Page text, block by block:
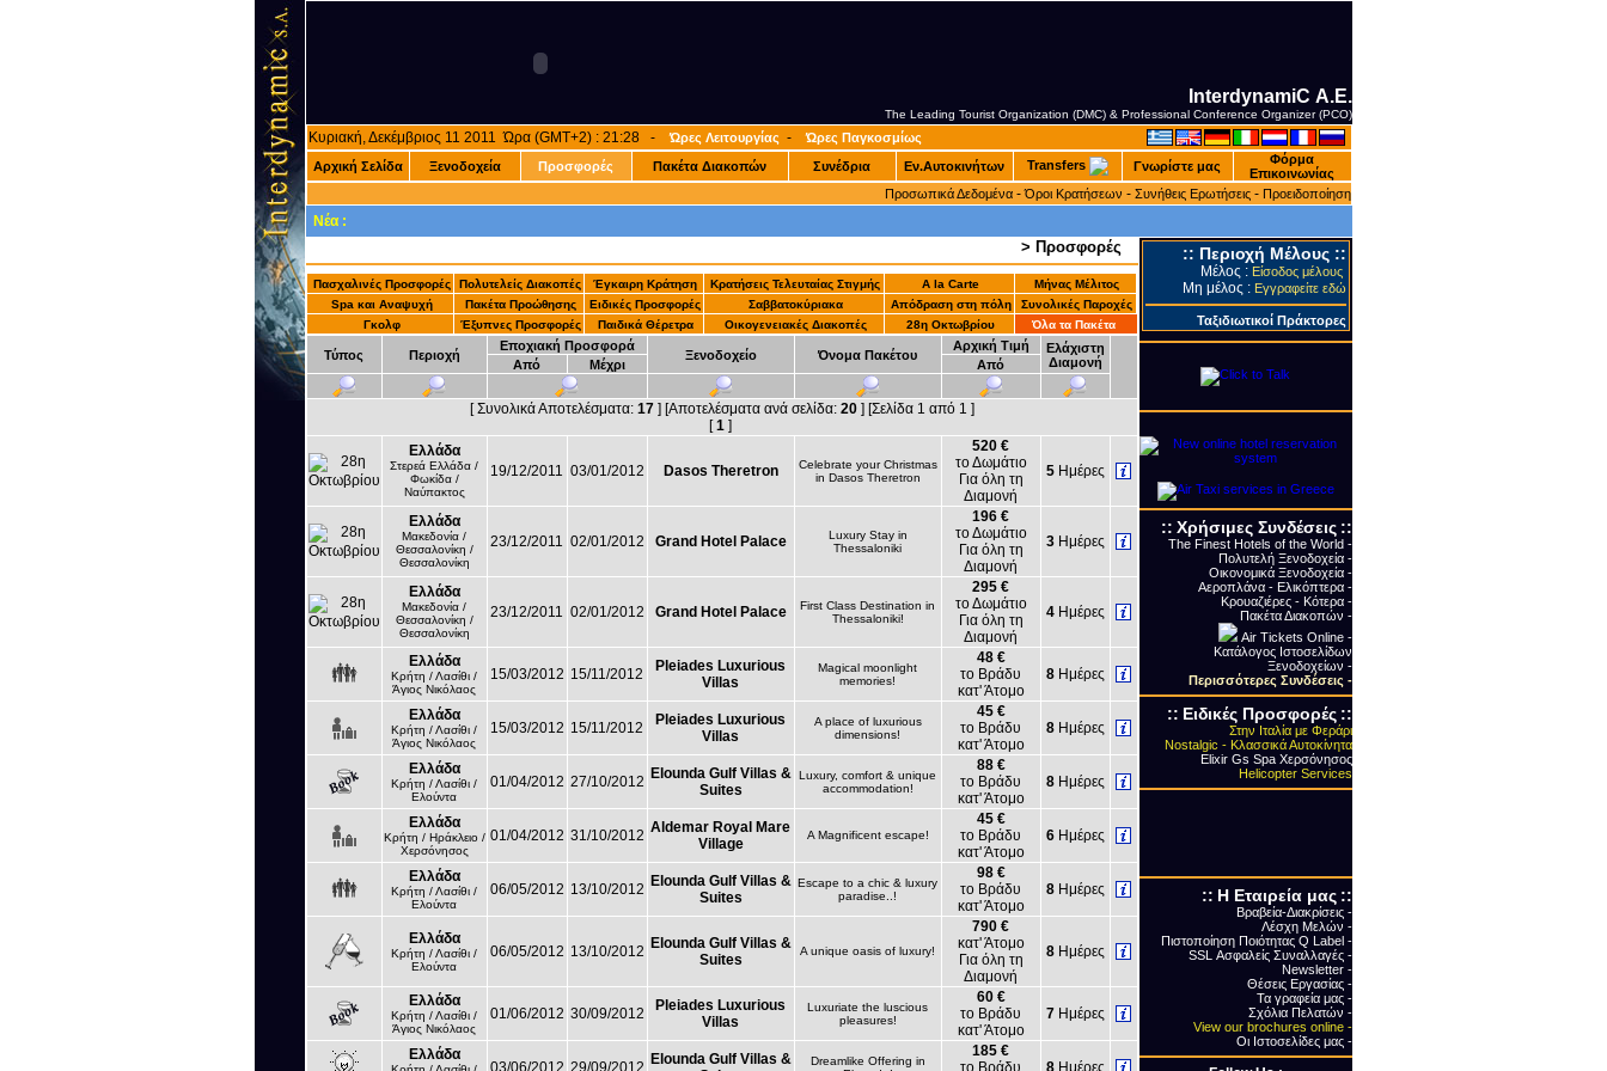
InterdynamiC Α.Ε.
The Leading Tourist Organization (DMC) & Professional Conference Organizer (PCO)
Κυριακή, Δεκέμβριος 11 2011 Ώρα (GMT+2) : 21:28 -Ώρες Λειτουργίας -Ώρες Παγκοσμίως
Αρχική Σελίδα
Ξενοδοχεία Προσφορές Πακέτα Διακοπών Συνέδρια Εν.Αυτοκινήτων Transfers Γνωρίστε μας
Φόρμα
Επικοινωνίας
Προσωπικά Δεδομένα -Όροι Κρατήσεων - Συνήθεις Ερωτήσεις - Προειδοποίηση
Νέα :
> Προσφορές
Πασχαλινές Προσφορές Πολυτελείς Διακοπές Έγκαιρη Κράτηση Κρατήσεις Τελευταίας Στιγμής A la Carte
Μήνας Mέλιτος
Spa και Αναψυχή
Πακέτα Προώθησης Ειδικές Προσφορές Σαββατοκύριακα Απόδραση στη πόλη
Συνολικές Παροχές
Γκολφ
Έξυπνες Προσφορές Παιδικά Θέρετρα Οικογενειακές Διακοπές 28η Οκτωβρίου Όλα τα Πακέτα
Τύπος Περιοχή
Εποχιακή Προσφορά
Ξενοδοχείο Όνομα Πακέτου
Αρχική Τιμή
Ελάχιστη
Διαμονή
Από Μέχρι Από
[ Συνολικά Αποτελέσματα: 17] [Αποτελέσματα ανά σελίδα: 20] [Σελίδα 1 από 1 ]
[1]
Ελλάδα
Στερεά Ελλάδα /
Φωκίδα /
Ναύπακτος
19/12/2011 03/01/2012 Dasos Theretron
Celebrate your Christmas
in Dasos Theretron
520 €
το Δωμάτιο
Για όλη τη
Διαμονή
5Ημέρες
Ελλάδα
Μακεδονία /
Θεσσαλονίκη /
Θεσσαλονίκη
23/12/2011 02/01/2012 Grand Hotel Palace
Luxury Stay in
Thessaloniki
196 €
το Δωμάτιο
Για όλη τη
Διαμονή
3Ημέρες
Ελλάδα
Μακεδονία /
Θεσσαλονίκη /
Θεσσαλονίκη
23/12/2011 02/01/2012 Grand Hotel Palace
First Class Destination in
Thessaloniki!
295 €
το Δωμάτιο
Για όλη τη
Διαμονή
4Ημέρες
Ελλάδα
Κρήτη / Λασίθι /
Άγιος Νικόλαος
15/03/2012 15/11/2012
Pleiades Luxurious
Villas
Magical moonlight
memories!
48 €
το Βράδυ
κατ' Άτομο
8Ημέρες
Ελλάδα
Κρήτη / Λασίθι /
Άγιος Νικόλαος
15/03/2012 15/11/2012
Pleiades Luxurious
Villas
A place of luxurious
dimensions!
45 €
το Βράδυ
κατ' Άτομο
8Ημέρες
Ελλάδα
Κρήτη / Λασίθι /
Ελούντα
01/04/2012 27/10/2012 Elounda Gulf Villas &
Suites
Luxury, comfort & unique
accommodation!
88 €
το Βράδυ
κατ' Άτομο
8Ημέρες
Ελλάδα
Κρήτη / Ηράκλειο /
Χερσόνησος
01/04/2012 31/10/2012 Aldemar Royal Mare
Village
A Magnificent escape!
45 €
το Βράδυ
κατ' Άτομο
6Ημέρες
Ελλάδα
Κρήτη / Λασίθι /
Ελούντα
06/05/2012 13/10/2012 Elounda Gulf Villas &
Suites
Escape to a chic & luxury
paradise..!
98 €
το Βράδυ
κατ' Άτομο
8Ημέρες
Ελλάδα
Κρήτη / Λασίθι /
Ελούντα
06/05/2012 13/10/2012 Elounda Gulf Villas &
Suites
A unique oasis of luxury!
790 €
κατ' Άτομο
Για όλη τη
Διαμονή
8Ημέρες
Ελλάδα
Κρήτη / Λασίθι /
Άγιος Νικόλαος
01/06/2012 30/09/2012
Pleiades Luxurious
Villas
Luxuriate the luscious
pleasures!
60 €
το Βράδυ
κατ' Άτομο
7Ημέρες
Ελλάδα
03/06/2012 29/09/2012 Elounda Gulf Villas &
Dreamlike Offering in
185 €
το Βράδυ
8Ημέρες
:: Περιοχή Μέλους ::
Μέλος : Είσοδος μέλους
Μη μέλος : Εγγραφείτε εδώ
Ταξιδιωτικοί Πράκτορες
:: Xρήσιμες Συνδέσεις ::
The Finest Hotels of the World -
Πολυτελή Ξενοδοχεία -
Οικονομικά Ξενοδοχεία -
Αεροπλάνα - Ελικόπτερα -
Κρουαζιέρες - Κότερα -
Πακέτα Διακοπών -
Air Tickets Online -
Κατάλογος Ιστοσελίδων
Ξενοδοχείων -
Περισσότερες Συνδέσεις -
:: Ειδικές Προσφορές ::
Στην Ιταλία με Φεράρι
Nostalgic - Κλασσικά Αυτοκίνητα
Elixir Gs Spa Χερσόνησος
Helicopter Services
:: Η Εταιρεία μας ::
Βραβεία-Διακρίσεις -
Λέσχη Μελών -
Πιστοποίηση Ποιότητας Q Label -
SSL Ασφαλείς Συναλλαγές -
Newsletter -
Θέσεις Εργασίας -
Τα γραφεία μας -
Σχόλια Πελατών -
View our brochures online -
Οι Ιστοσελίδες μας -